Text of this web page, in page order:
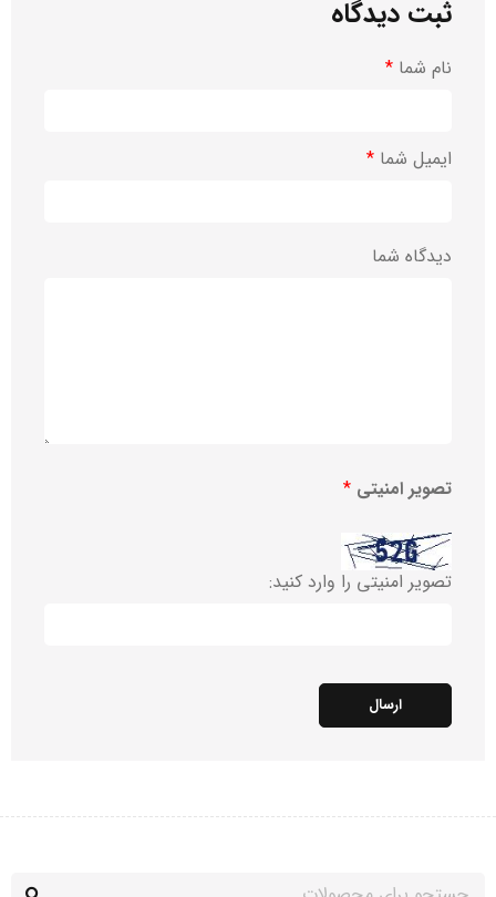
ثبت دیدگاه
نام شما *
ایمیل شما *
دیدگاه شما
تصویر امنیتی *
تصویر امنیتی را وارد کنید:
ارسال